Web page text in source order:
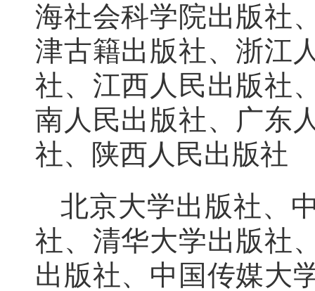
海社会科学院出版社
津古籍出版社、浙江
社、江西人民出版社
南人民出版社、广东
社、陕西人民出版社
北京大学出版社、
社、清华大学出版社
出版社、中国传媒大